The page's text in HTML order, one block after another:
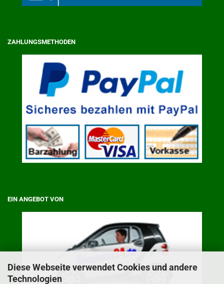
Diese Webseite verwendet Cookies und andere
Technologien
ZAHLUNGSMETHODEN
EIN ANGEBOT VON